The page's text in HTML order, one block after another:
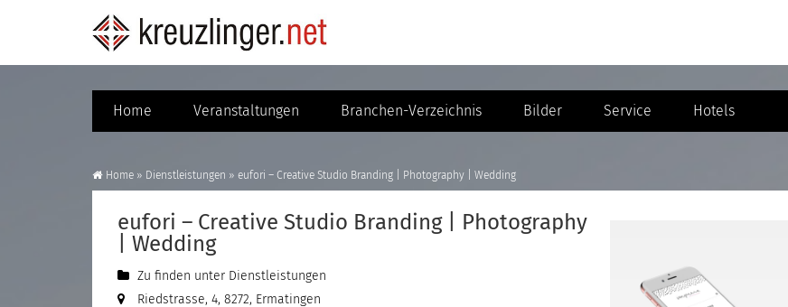
Home Veranstaltungen Branchen-Verzeichnis Bilder Service Hotels
Home » Dienstleistungen » eufori – Creative Studio Branding | Photography | Wedding
eufori – Creative Studio Branding | Photography
| Wedding
Zu finden unter Dienstleistungen
Riedstrasse, 4, 8272, Ermatingen